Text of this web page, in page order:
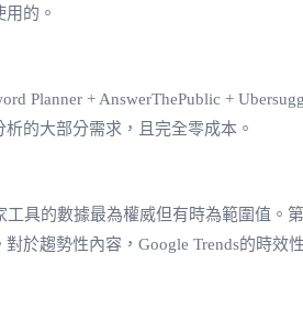
的。
Planner + AnswerThePublic +
的大部分需求，且完全零成本。
具的數據最為權威但有時為範圍值
於趨勢性內容，Google Trends的時效